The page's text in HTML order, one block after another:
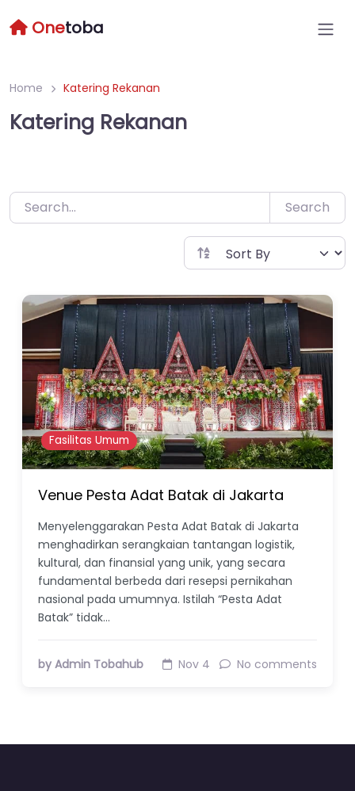
to
Onetoba
Home Katering Rekanan
Katering Rekanan
Search
Fasilitas Umum
Venue Pesta Adat Batak di Jakarta
Menyelenggarakan Pesta Adat Batak di Jakarta
menghadirkan serangkaian tantangan logistik,
kultural, dan finansial yang unik, yang secara
fundamental berbeda dari resepsi pernikahan
nasional pada umumnya. Istilah “Pesta Adat
Batak” tidak…
by Admin Tobahub Nov 4 No comments